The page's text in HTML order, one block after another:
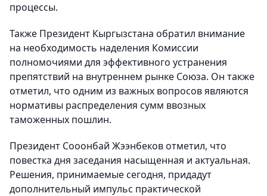
процессы.
Также Президент Кыргызстана обратил внимание
на необходимость наделения Комиссии
полномочиями для эффективного устранения
препятствий на внутреннем рынке Союза. Он также
отметил, что одним из важных вопросов являются
нормативы распределения сумм ввозных
таможенных пошлин.
Президент Сооонбай Жээнбеков отметил, что
повестка дня заседания насыщенная и актуальная.
Решения, принимаемые сегодня, придадут
дополнительный импульс практической